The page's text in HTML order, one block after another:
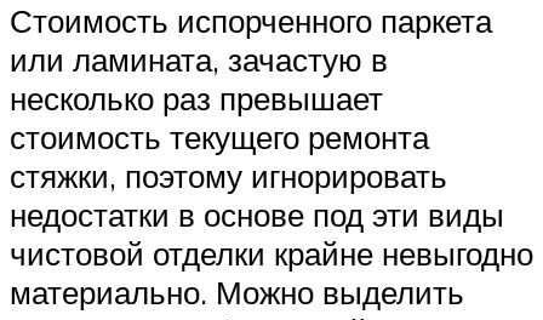
Стоимость испорченного паркета
или ламината, зачастую в
несколько раз превышает
стоимость текущего ремонта
стяжки, поэтому игнорировать
недостатки в основе под эти виды
чистовой отделки крайне невыгодно
материально. Можно выделить